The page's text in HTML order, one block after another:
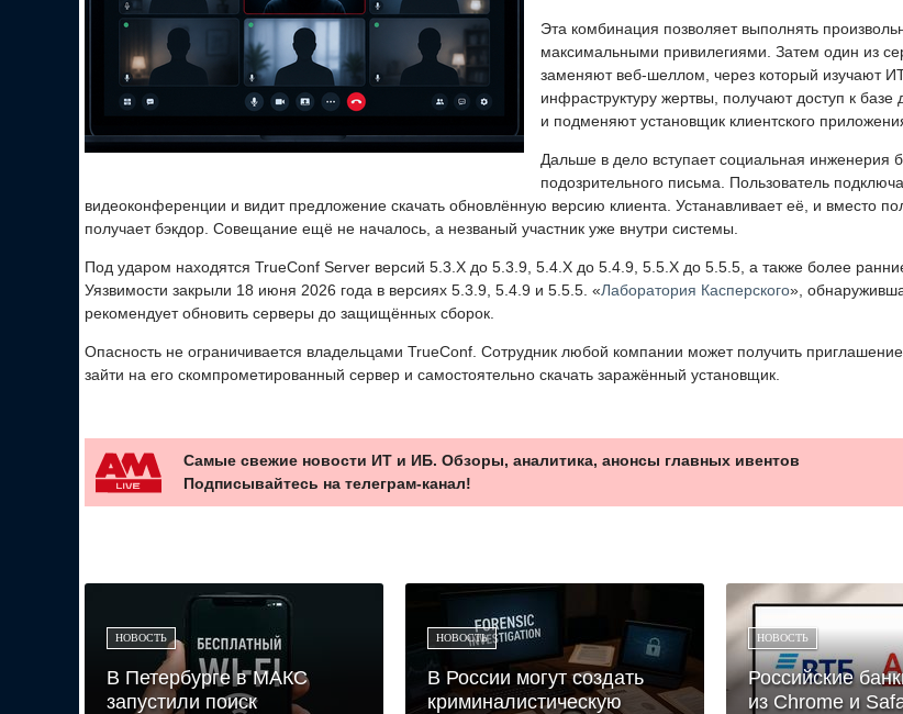
Эта комбинация позволяет выполнять
максимальными привилегиями. Затем один из
заменяют веб-шеллом, через который изучают
инфраструктуру жертвы, получают доступ к
и подменяют установщик клиентского
Дальше в дело вступает социальная инженерия
подозрительного письма. Пользователь
видеоконференции и видит предложение скачать обновлённую версию клиента. Устанавливает её, и вместо
получает бэкдор. Совещание ещё не началось, а незваный участник уже внутри системы.
Под ударом находятся TrueConf Server версий 5.3.X до 5.3.9, 5.4.X до 5.4.9, 5.5.X до 5.5.5, а также более
Уязвимости закрыли 18 июня 2026 года в версиях 5.3.9, 5.4.9 и 5.5.5. «Лаборатория Касперского»,
рекомендует обновить серверы до защищённых сборок.
Опасность не ограничивается владельцами TrueConf. Сотрудник любой компании может получить приглашение
зайти на его скомпрометированный сервер и самостоятельно скачать заражённый установщик.
Самые свежие новости ИТ и ИБ. Обзоры, аналитика, анонсы главных ивентов
Подписывайтесь на телеграм-канал!
НОВОСТЬ
В Петербурге в МАКС
запустили поиск
НОВОСТЬ
В России могут создать
криминалистическую
НОВОСТЬ
Российские
из Chrome и